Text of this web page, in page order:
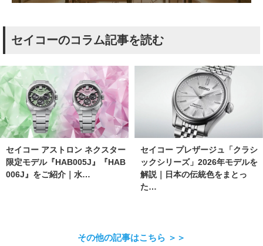
セイコーのコラム記事を読む
セイコー アストロン ネクスター
限定モデル『HAB005J』『HAB
006J』をご紹介｜水…
セイコー プレザージュ「クラシ
ックシリーズ」2026年モデルを
解説｜日本の伝統色をまとっ
た…
その他の記事はこちら ＞＞